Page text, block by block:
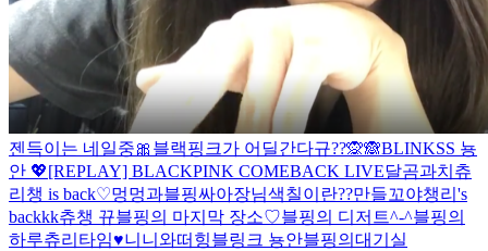
젠득이는 네일중🎀 블랙핑크가 어딜간다규??🙊🙈BLINKSS 뇽
안 💖[REPLAY] BLACKPINK COMEBACK LIVE달곰과치츄
리챙 is back♡멍멍과블핑싸아장님색칠이란??만들꼬야챙리's
backkk츄챙 뀨블핑의 마지막 장소♡블핑의 디저트^-^블핑의
하루츄리타임♥니니와떠 힝블링크 뇽안블핑의대기실